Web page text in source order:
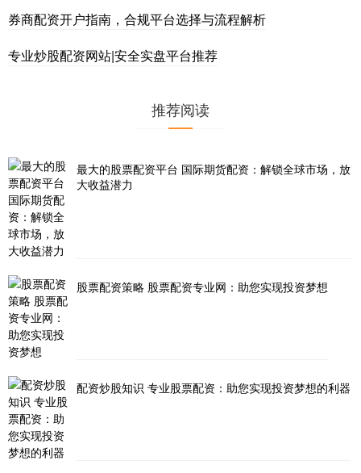
券商配资开户指南，合规平台选择与流程解析
专业炒股配资网站|安全实盘平台推荐
推荐阅读
最大的股票配资平台 国际期货配资：解锁全球市场，放
大收益潜力
股票配资策略 股票配资专业网：助您实现投资梦想
配资炒股知识 专业股票配资：助您实现投资梦想的利器